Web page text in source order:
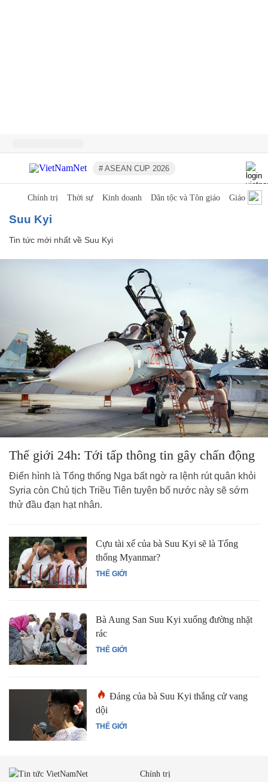
# ASEAN CUP 2026
Chính trị Thời sự Kinh doanh Dân tộc và Tôn giáo Giáo dục
Suu Kyi
Tin tức mới nhất về Suu Kyi
Thế giới 24h: Tới tấp thông tin gây chấn động
Điển hình là Tổng thống Nga bất ngờ ra lệnh rút quân khỏi
Syria còn Chủ tịch Triều Tiên tuyên bố nước này sẽ sớm
thử đầu đạn hạt nhân.
THẾ GIỚI
Cựu tài xế của bà Suu Kyi sẽ là Tổng
thống Myanmar?
THẾ GIỚI
Bà Aung San Suu Kyi xuống đường nhặt
rác
THẾ GIỚI
Đảng của bà Suu Kyi thắng cử vang
dội
Chính trị